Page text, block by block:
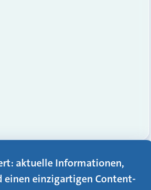
aktuelle Informationen,
einen einzigartigen Content-